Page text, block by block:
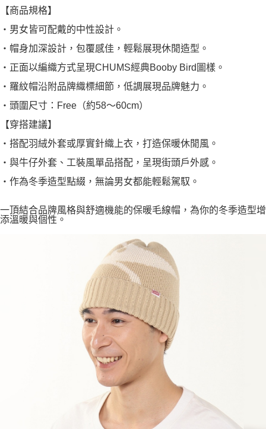
【商品規格】
・男女皆可配戴的中性設計。
・帽身加深設計，包覆感佳，輕鬆展現休閒造型。
・正面以編織方式呈現CHUMS經典Booby Bird圖樣。
・羅紋帽沿附品牌織標細節，低調展現品牌魅力。
・頭圍尺寸：Free（約58～60cm）
【穿搭建議】
・搭配羽絨外套或厚實針織上衣，打造保暖休閒風。
・與牛仔外套、工裝風單品搭配，呈現街頭戶外感。
・作為冬季造型點綴，無論男女都能輕鬆駕馭。
一頂結合品牌風格與舒適機能的保暖毛線帽，為你的冬季造型增
添溫暖與個性。